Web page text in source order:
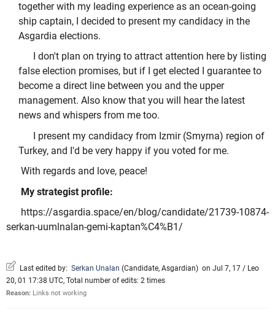
together with my leading experience as an ocean-going
ship captain, I decided to present my candidacy in the
Asgardia elections.
I don't plan on trying to attract attention here by listing
false election promises, but if I get elected I guarantee to
become a direct line between you and the upper
management. Also know that you will hear the latest
news and whispers from me too.
I present my candidacy from Izmir (Smyrna) region of
Turkey, and I'd be very happy if you voted for me.
With regards and love, peace!
My strategist profile:
https://asgardia.space/en/blog/candidate/21739-10874-
serkan-uumlnalan-gemi-kaptan%C4%B1/
Last edited by: Serkan Unalan (Candidate, Asgardian) on Jul 7, 17 / Leo
20, 01 17:38 UTC, Total number of edits: 2 times
Reason: Links not working